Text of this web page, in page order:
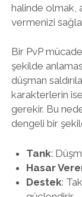
halinde olmak,
vermenizi
Bir PvP
şekilde
düşman
karakterlerin
gerekir. Bu
dengeli bir
Tank:
Hasar
Destek: